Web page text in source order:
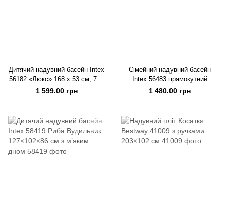
Дитячий надувний басейн Intex
56182 «Люкс» 168 x 53 см, 770
л, круглий, біло-блакитний
1 599.00 грн
Сімейний надувний басейн
Intex 56483 прямокутний
262x175x56 см, 770 л
1 480.00 грн